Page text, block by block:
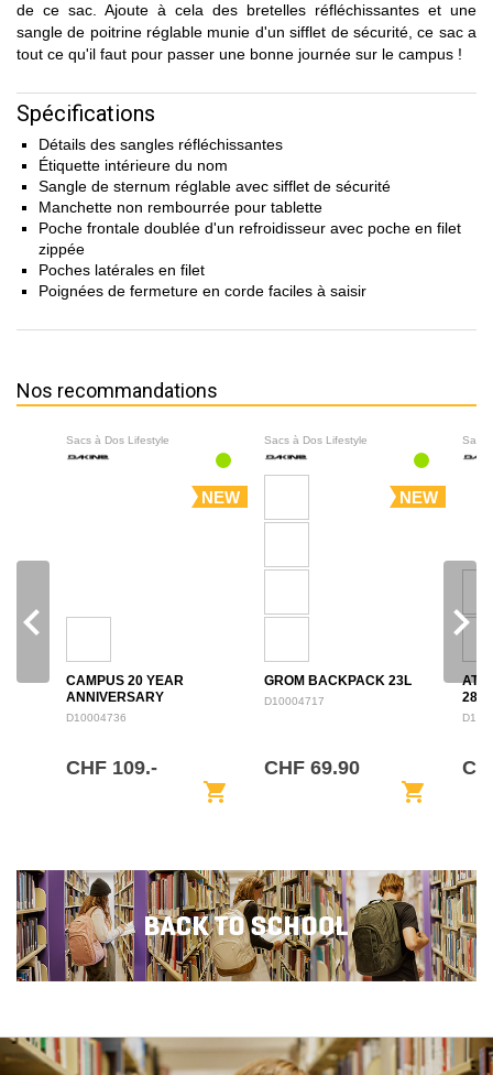
de ce sac. Ajoute à cela des bretelles réfléchissantes et une
sangle de poitrine réglable munie d'un sifflet de sécurité, ce sac a
tout ce qu'il faut pour passer une bonne journée sur le campus !
Spécifications
Détails des sangles réfléchissantes
Étiquette intérieure du nom
Sangle de sternum réglable avec sifflet de sécurité
Manchette non rembourrée pour tablette
Poche frontale doublée d'un refroidisseur avec poche en filet
zippée
Poches latérales en filet
Poignées de fermeture en corde faciles à saisir
Nos recommandations
Sacs à Dos Lifestyle
NEW
CAMPUS 20 YEAR
ANNIVERSARY
BACKPACK 28L
D10004736
CHF 109.-
shopping_cart
Sacs à Dos Lifestyle
NEW
GROM BACKPACK 23L
D10004717
CHF 69.90
shopping_cart
Sacs
28L
navigate_before navigate_next